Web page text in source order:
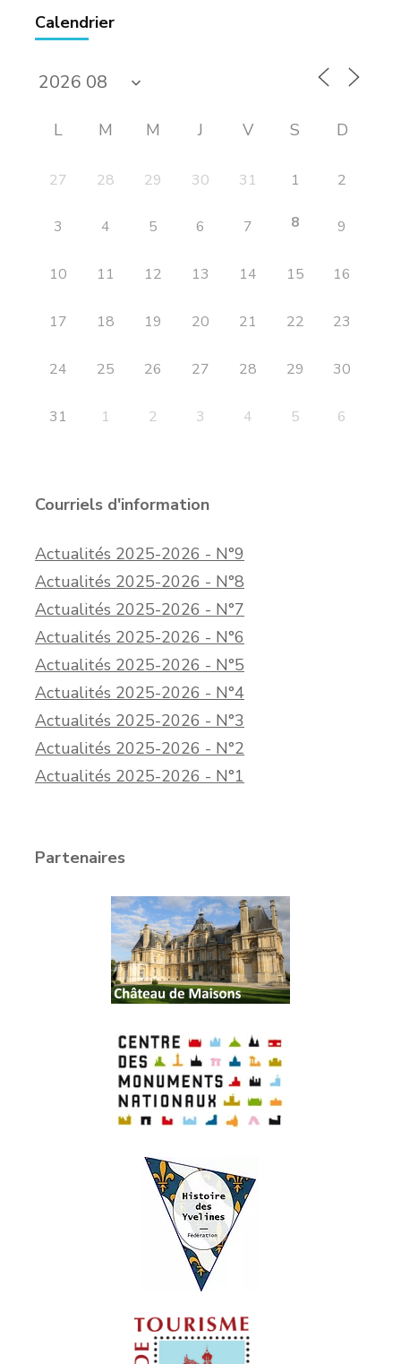
Calendrier
L M M J V S D
27 28 29 30 31 1 2
3 4 5 6 7 8 9
10 11 12 13 14 15 16
17 18 19 20 21 22 23
24 25 26 27 28 29 30
31 1 2 3 4 5 6
Courriels d'information
Actualités 2025-2026 - N°9
Actualités 2025-2026 - N°8
Actualités 2025-2026 - N°7
Actualités 2025-2026 - N°6
Actualités 2025-2026 - N°5
Actualités 2025-2026 - N°4
Actualités 2025-2026 - N°3
Actualités 2025-2026 - N°2
Actualités 2025-2026 - N°1
Partenaires